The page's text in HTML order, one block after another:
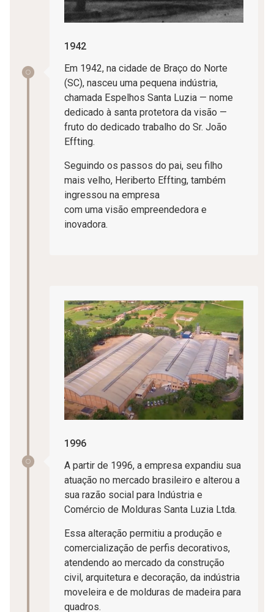
1942
Em 1942, na cidade de Braço do Norte
(SC), nasceu uma pequena indústria,
chamada Espelhos Santa Luzia — nome
dedicado à santa protetora da visão —
fruto do dedicado trabalho do Sr. João
Effting.
Seguindo os passos do pai, seu filho
mais velho, Heriberto Effting, também
ingressou na empresa
com uma visão empreendedora e
inovadora.
1996
A partir de 1996, a empresa expandiu sua
atuação no mercado brasileiro e alterou a
sua razão social para Indústria e
Comércio de Molduras Santa Luzia Ltda.
Essa alteração permitiu a produção e
comercialização de perfis decorativos,
atendendo ao mercado da construção
civil, arquitetura e decoração, da indústria
moveleira e de molduras de madeira para
quadros.